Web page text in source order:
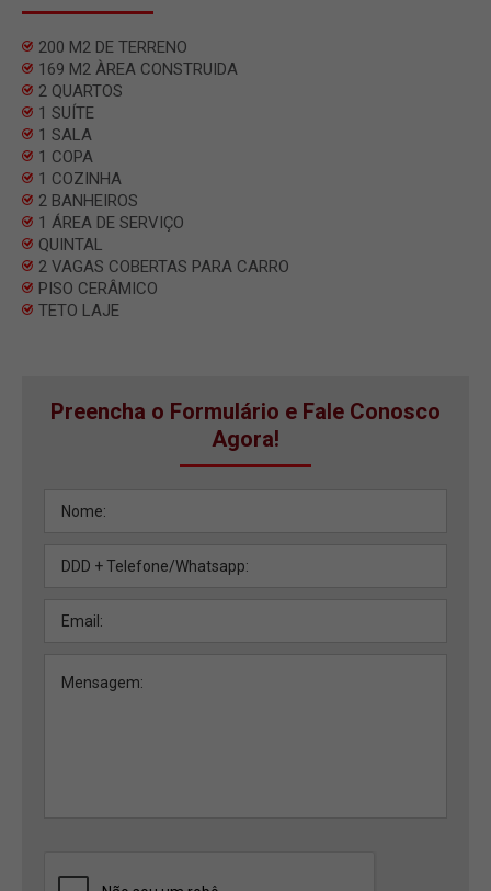
200 M2 DE TERRENO
169 M2 ÀREA CONSTRUIDA
2 QUARTOS
1 SUÍTE
1 SALA
1 COPA
1 COZINHA
2 BANHEIROS
1 ÁREA DE SERVIÇO
QUINTAL
2 VAGAS COBERTAS PARA CARRO
PISO CERÂMICO
TETO LAJE
Preencha o Formulário e Fale Conosco
Agora!